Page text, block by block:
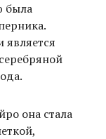
была
она стала